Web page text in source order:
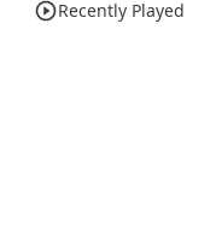
Recently Played